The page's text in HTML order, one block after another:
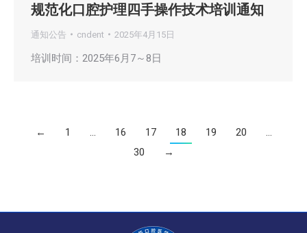
规范化口腔护理四手操作技术培训通知
通知公告 cndent 2025年4月15日
培训时间：2025年6月7～8日
← 1 … 16 17 18 19 20
…
30
→